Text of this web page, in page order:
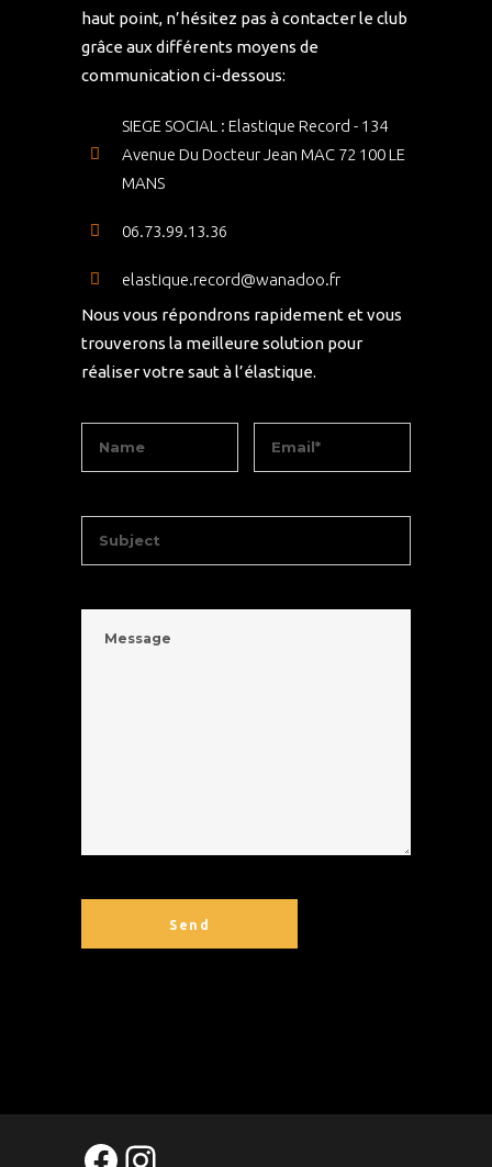
haut point, n’hésitez pas à contacter le club
grâce aux différents moyens de
communication ci-dessous:
SIEGE SOCIAL : Elastique Record - 134
Avenue Du Docteur Jean MAC 72 100 LE
MANS
06.73.99.13.36
elastique.record@wanadoo.fr
Nous vous répondrons rapidement et vous
trouverons la meilleure solution pour
réaliser votre saut à l’élastique.
https://
Instagram